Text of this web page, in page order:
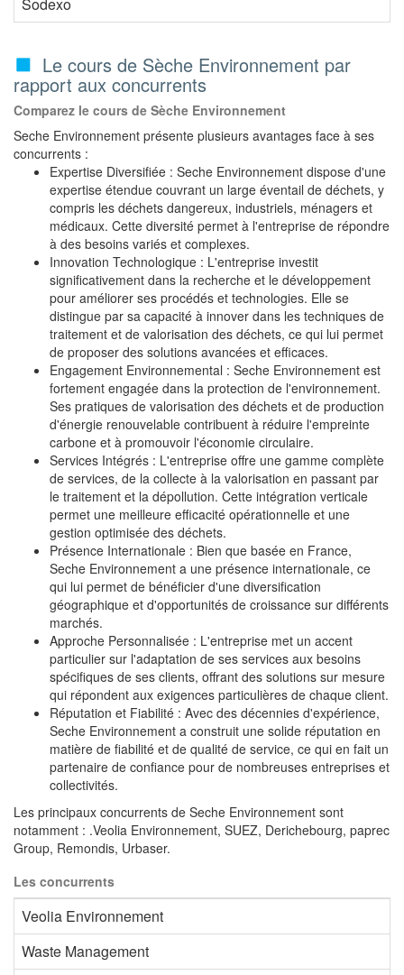
Le cours de Sèche Environnement par
rapport aux concurrents
Comparez le cours de Sèche Environnement
Seche Environnement présente plusieurs avantages face à ses
concurrents :
Expertise Diversifiée : Seche Environnement dispose d'une
expertise étendue couvrant un large éventail de déchets, y
compris les déchets dangereux, industriels, ménagers et
médicaux. Cette diversité permet à l'entreprise de répondre
à des besoins variés et complexes.
Innovation Technologique : L'entreprise investit
significativement dans la recherche et le développement
pour améliorer ses procédés et technologies. Elle se
distingue par sa capacité à innover dans les techniques de
traitement et de valorisation des déchets, ce qui lui permet
de proposer des solutions avancées et efficaces.
Engagement Environnemental : Seche Environnement est
fortement engagée dans la protection de l'environnement.
Ses pratiques de valorisation des déchets et de production
d'énergie renouvelable contribuent à réduire l'empreinte
carbone et à promouvoir l'économie circulaire.
Services Intégrés : L'entreprise offre une gamme complète
de services, de la collecte à la valorisation en passant par
le traitement et la dépollution. Cette intégration verticale
permet une meilleure efficacité opérationnelle et une
gestion optimisée des déchets.
Présence Internationale : Bien que basée en France,
Seche Environnement a une présence internationale, ce
qui lui permet de bénéficier d'une diversification
géographique et d'opportunités de croissance sur différents
marchés.
Approche Personnalisée : L'entreprise met un accent
particulier sur l'adaptation de ses services aux besoins
spécifiques de ses clients, offrant des solutions sur mesure
qui répondent aux exigences particulières de chaque client.
Réputation et Fiabilité : Avec des décennies d'expérience,
Seche Environnement a construit une solide réputation en
matière de fiabilité et de qualité de service, ce qui en fait un
partenaire de confiance pour de nombreuses entreprises et
collectivités.
Les principaux concurrents de Seche Environnement sont
notamment : .Veolia Environnement, SUEZ, Derichebourg, paprec
Group, Remondis, Urbaser.
Les concurrents
Veolia Environnement
Waste Management